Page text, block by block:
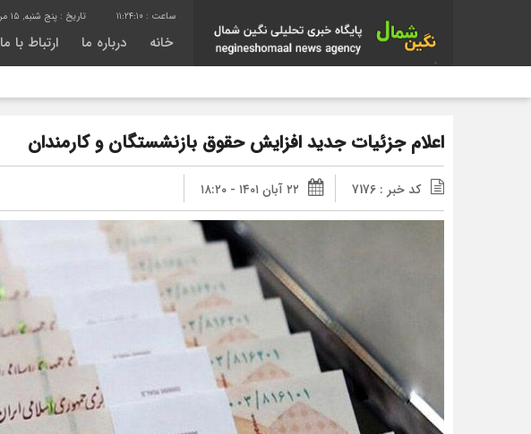
11:24:11 تاریخ : پنج شنبه, ۱۵ مرداد , ۱۴۰۵
خانه درباره ما ارتباط با ما
اعلام جزئیات جدید افزایش حقوق بازنشستگان و کارمندان
کد خبر : 7176 ۲۲ آبان ۱۴۰۱ - ۱۸:۲۰